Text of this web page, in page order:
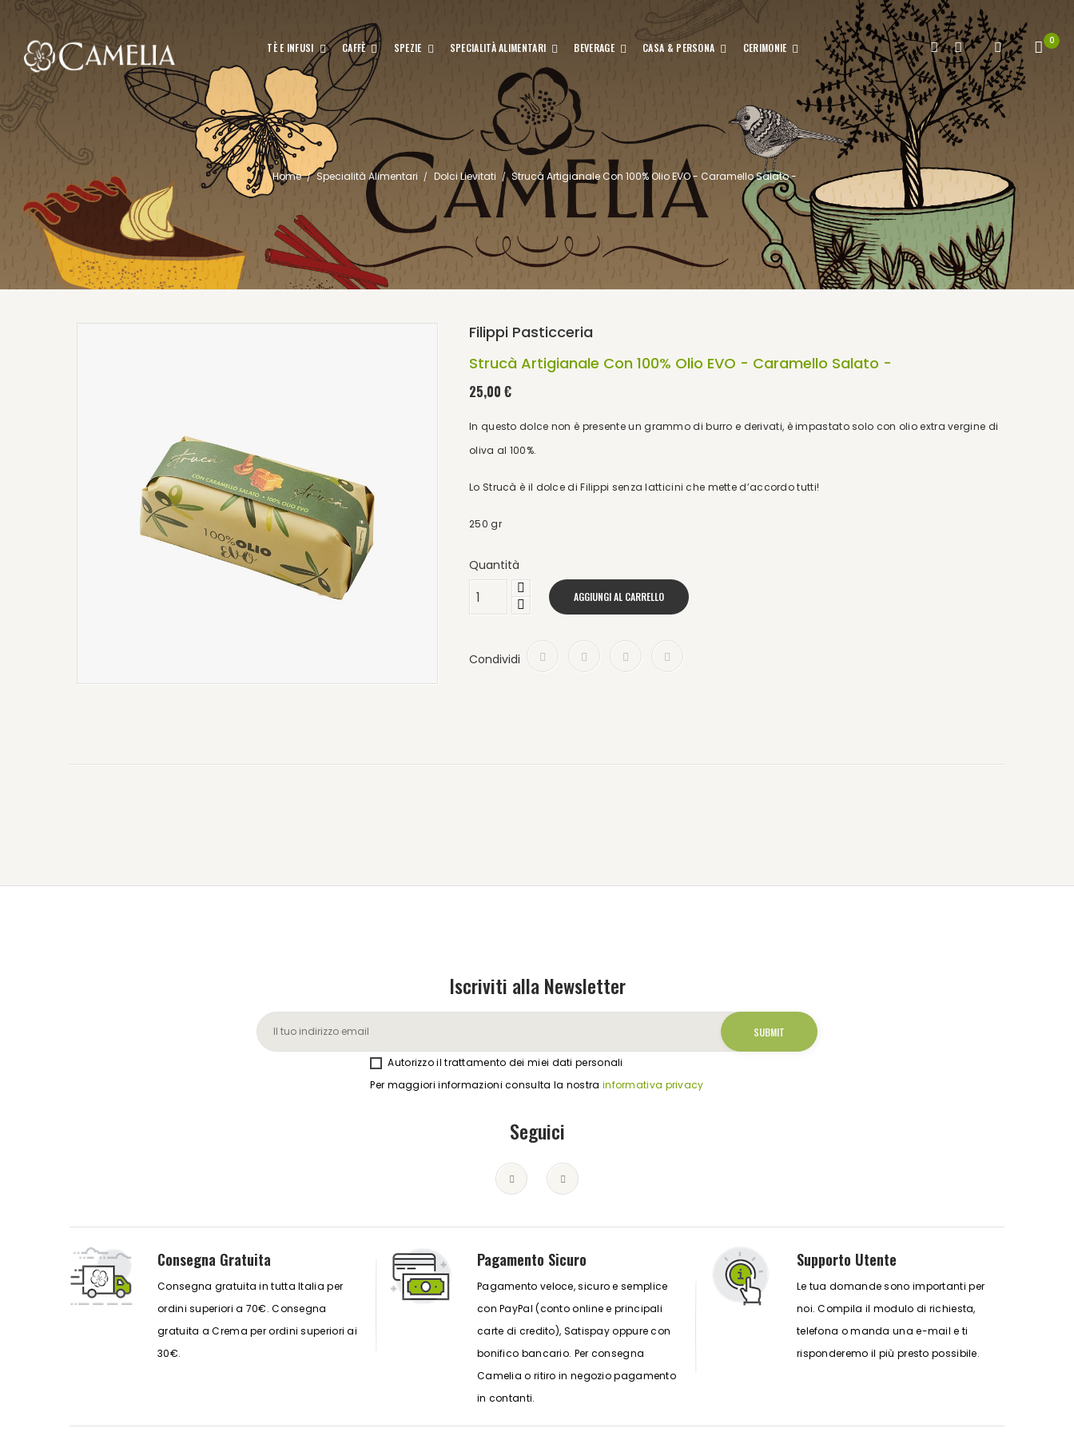
TÈ E INFUSI CAFFÈ SPEZIE SPECIALITÀ ALIMENTARI BEVERAGE CASA & PERSONA CERIMONIE
0
Home Specialità Alimentari Dolci Lievitati Strucà Artigianale Con 100% Olio EVO - Caramello Salato -
Filippi Pasticceria
Strucà Artigianale Con 100% Olio EVO - Caramello Salato -
25,00 €
In questo dolce non è presente un grammo di burro e derivati, è impastato solo con olio extra vergine di
oliva al 100%.
Lo Strucà è il dolce di Filippi senza latticini che mette d’accordo tutti!
250 gr
Quantità
AGGIUNGI AL CARRELLO
Condividi
Iscriviti alla Newsletter
Autorizzo il trattamento dei miei dati personali
Per maggiori informazioni consulta la nostra informativa privacy
Seguici
Consegna Gratuita
Consegna gratuita in tutta Italia per
ordini superiori a 70€. Consegna
gratuita a Crema per ordini superiori ai
30€.
Pagamento Sicuro
Pagamento veloce, sicuro e semplice
con PayPal (conto online e principali
carte di credito), Satispay oppure con
bonifico bancario. Per consegna
Camelia o ritiro in negozio pagamento
in contanti.
Supporto Utente
Le tua domande sono importanti per
noi. Compila il modulo di richiesta,
telefona o manda una e-mail e ti
risponderemo il più presto possibile.